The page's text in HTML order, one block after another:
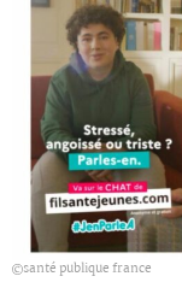
santé publique france